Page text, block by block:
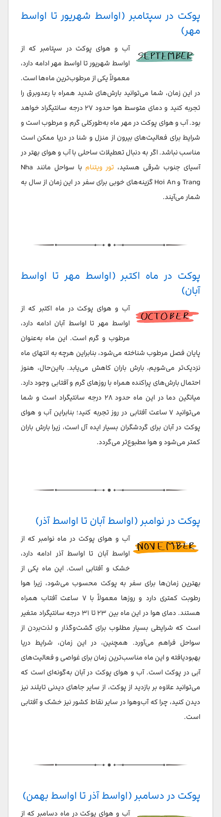
پوکت در سپتامبر (اواسط شهریور تا اواسط
مهر)
آب و هوای پوکت در سپتامبر که از
اواسط شهریور تا اواسط مهر ادامه دارد،
معمولاً یکی از مرطوب‌ترین ماه‌ها است.
در این زمان، شما می‌توانید بارش‌های شدید همراه با رعدوبرق را
تجربه کنید و دمای متوسط هوا حدود ۲۷ درجه سانتیگراد خواهد
بود. آب و هوای پوکت در مهر ماه به‌طورکلی گرم و مرطوب است و
شرایط برای فعالیت‌های بیرون از منزل و شنا در دریا ممکن است
مناسب نباشد. اگر به دنبال تعطیلات ساحلی با آب و هوای بهتر در
آسیای جنوب شرقی هستید، تور ویتنام
با سواحل مانند Nha
Trang و Hoi An گزینه‌های خوبی برای سفر در این زمان از سال به
شمار می‌آیند.
پوکت در ماه اکتبر (اواسط مهر تا اواسط
آبان)
آب و هوای پوکت در ماه اکتبر که از
اواسط مهر تا اواسط آبان ادامه دارد،
مرطوب و گرم است. این ماه به‌عنوان
پایان فصل مرطوب شناخته می‌شود، بنابراین هرچه به انتهای ماه
نزدیک‌تر می‌شویم، بارش باران کاهش می‌یابد. بااین‌حال، هنوز
احتمال بارش‌های پراکنده همراه با روزهای گرم و آفتابی وجود دارد.
میانگین دما در این ماه حدود ۲۸ درجه سانتیگراد است و شما
می‌توانید ۷ ساعت آفتابی در روز تجربه کنید؛ بنابراین آب و هوای
پوکت در آبان برای گردشگران بسیار ایده آل است، زیرا بارش باران
کمتر می‌شود و هوا مطبوع‌تر می‌گردد.
پوکت در نوامبر (اواسط آبان تا اواسط آذر)
آب و هوای پوکت در ماه نوامبر که از
اواسط آبان تا اواسط آذر ادامه دارد،
خشک و آفتابی است. این ماه یکی از
بهترین زمان‌ها برای سفر به پوکت محسوب می‌شود، زیرا هوا
رطوبت کمتری دارد و روزها معمولاً با ۷ ساعت آفتاب همراه
هستند. دمای هوا در این ماه بین ۲۳ تا ۳۱ درجه سانتیگراد متغیر
است که شرایطی بسیار مطلوب برای گشت‌وگذار و لذت‌بردن از
سواحل فراهم می‌آورد. همچنین، در این زمان، شرایط دریا
بهبودیافته و این ماه مناسب‌ترین زمان برای غواصی و فعالیت‌های
آبی در پوکت است. آب و هوای پوکت در آبان به‌گونه‌ای است که
می‌توانید علاوه بر بازدید از پوکت، از سایر جاهای دیدنی تایلند نیز
دیدن کنید، چرا که آب‌وهوا در سایر نقاط کشور نیز خشک و آفتابی
است.
پوکت در دسامبر (اواسط آذر تا اواسط بهمن)
آب و هوای پوکت در ماه دسامبر که از